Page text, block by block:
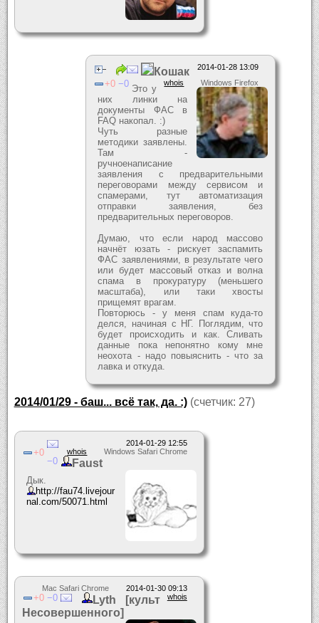
2014-01-28 13:09
Windows Firefox
whois
0 0
Кошак
Это у
них линки на
документы ФАС в
FAQ накопал. :)
Чуть разные
методики заявлены.
Там -
ручноенаписание
заявления с предварительными
переговорами между сервисом и
спамерами, тут автоматизация
отправки заявления, без
предварительных переговоров.
Думаю, что если народ массово
начнёт юзать - рискует заспамить
ФАС заявлениями, в результате чего
или будет массовый отказ и волна
спама в прокуратуру (меньшего
масштаба), или таки хвосты
прищемят врагам.
Повторюсь - у меня спам куда-то
делся, начиная с НГ. Поглядим, что
будет происходить и как. Сливать
данные пока непонятно кому мне
неохота - надо повыяснить - что за
лавка и откуда.
2014/01/29 - баш... всё так, да. :)(счетчик: 27)
2014-01-29 12:55
Windows Safari Chrome
whois
0
0
Faust
Дык.
http://fau74.livejour
nal.com/50071.html
2014-01-30 09:13
Mac Safari Chrome
whois
0 0
Lyth [культ
Несовершенного]